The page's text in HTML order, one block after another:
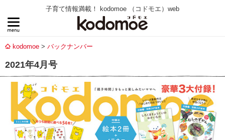
子育て情報満載！ kodomoe （コドモエ）web
kodomoe バックナンバー
2021年4月号